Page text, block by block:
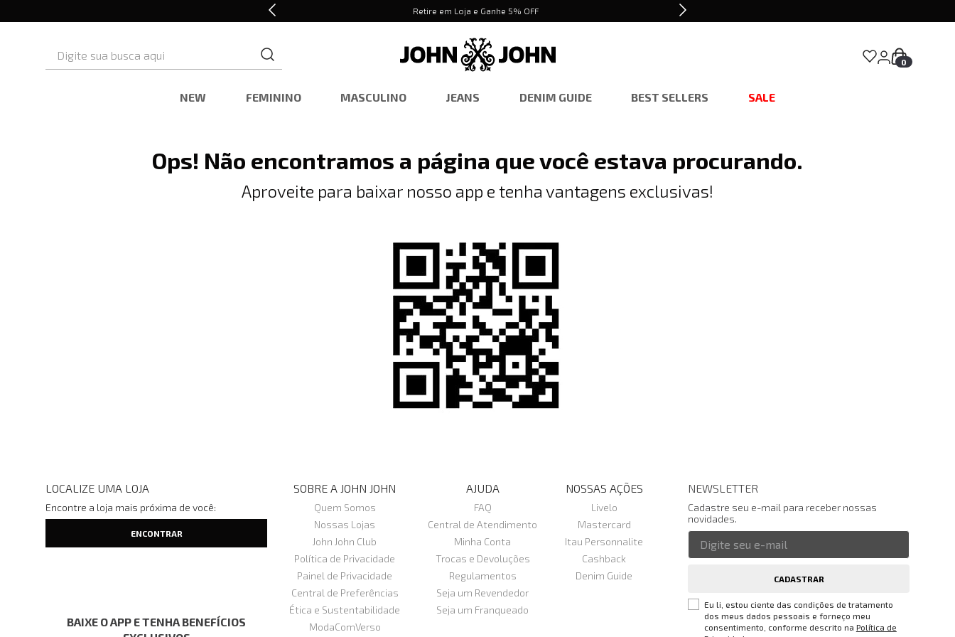
Retire em Loja e Ganhe 5% OFF
0
NEW FEMININO MASCULINO JEANS DENIM GUIDE BEST SELLERS SALE
Ops! Não encontramos a página que você estava procurando.
Aproveite para baixar nosso app e tenha vantagens exclusivas!
LOCALIZE UMA LOJA
Encontre a loja mais próxima de você:
BAIXE O APP E TENHA BENEFÍCIOS
SOBRE A JOHN JOHN
Quem Somos
Nossas Lojas
John John Club
Política de Privacidade
Painel de Privacidade
Central de Preferências
Ética e Sustentabilidade
ModaComVerso
AJUDA
FAQ
Central de Atendimento
Minha Conta
Trocas e Devoluções
Regulamentos
Seja um Revendedor
Seja um Franqueado
NOSSAS AÇÕES
Livelo
Mastercard
Itau Personnalite
Cashback
Denim Guide
NEWSLETTER
Cadastre seu e-mail para receber nossas
novidades.
CADASTRAR
Eu li, estou ciente das condições de tratamento
dos meus dados pessoais e forneço meu
consentimento, conforme descrito na Política de